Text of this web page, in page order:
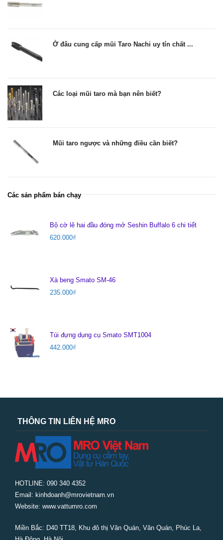
Ở đâu cung cấp mũi Taro Nachi uy tín chất ...
Các loại mũi taro mà bạn nên biết?
Mũi taro ngược và những điều cần biết?
Các sản phẩm bán chạy
Bộ cờ lê hai đầu đóng mở Seshin Buffalo 6 chi tiết
620.000₫
Xà beng Smato SM-46
235.000₫
Túi đựng dụng cụ Smato SMT1004
442.000₫
THÔNG TIN LIÊN HỆ MRO
HOTLINE: 090 340 4352
Email: kinhdoanh@mrovietnam.vn
Website: www.vattumro.com
Miền Bắc: D40 TT18, Khu đô thị Văn Quán, Văn Quán, Phúc La,